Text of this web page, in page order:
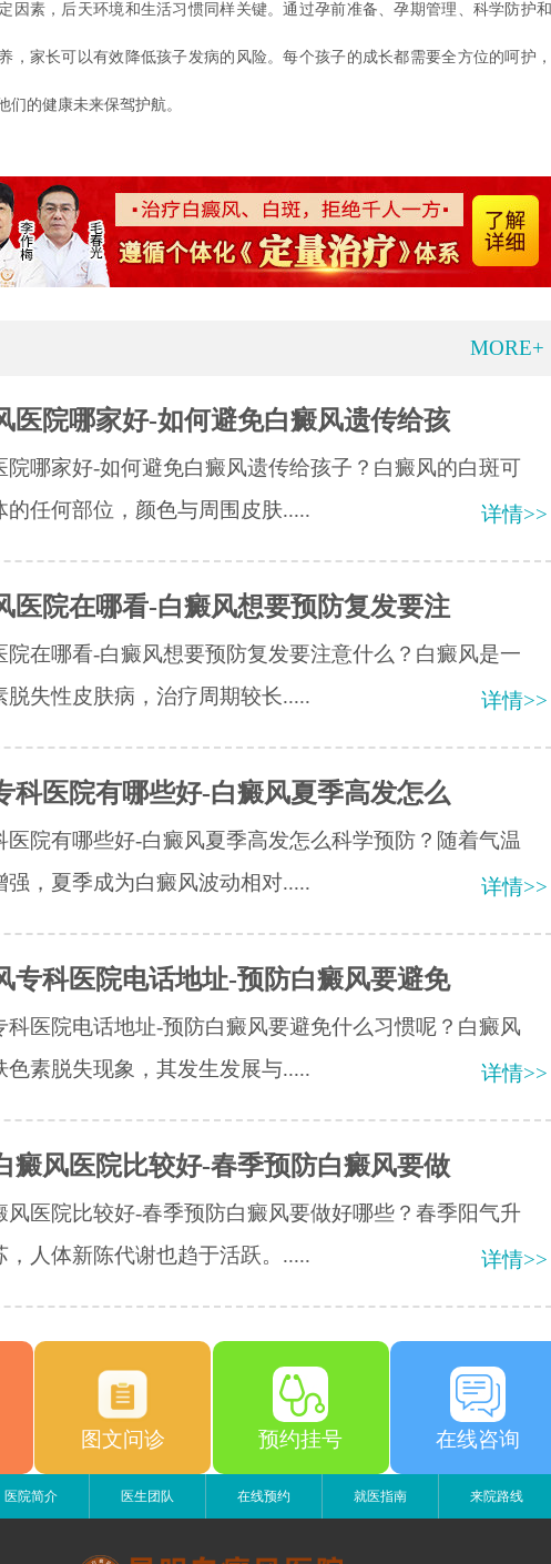
因素，后天环境和生活习惯同样关键。通过孕前准备、孕期管理、科学防护和
，家长可以有效降低孩子发病的风险。每个孩子的成长都需要全方位的呵护，
们的健康未来保驾护航。
MORE+
医院哪家好-如何避免白癜风遗传给孩
院哪家好-如何避免白癜风遗传给孩子？白癜风的白斑可
的任何部位，颜色与周围皮肤.....
详情>>
医院在哪看-白癜风想要预防复发要注
院在哪看-白癜风想要预防复发要注意什么？白癜风是一
脱失性皮肤病，治疗周期较长.....
详情>>
科医院有哪些好-白癜风夏季高发怎么
医院有哪些好-白癜风夏季高发怎么科学预防？随着气温
强，夏季成为白癜风波动相对.....
详情>>
专科医院电话地址-预防白癜风要避免
科医院电话地址-预防白癜风要避免什么习惯呢？白癜风
色素脱失现象，其发生发展与.....
详情>>
癜风医院比较好-春季预防白癜风要做
风医院比较好-春季预防白癜风要做好哪些？春季阳气升
，人体新陈代谢也趋于活跃。.....
详情>>
图文问诊 预约挂号 在线咨询
医院简介 医生团队 在线预约 就医指南 来院路线